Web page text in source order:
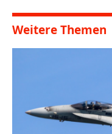
Weitere Themen